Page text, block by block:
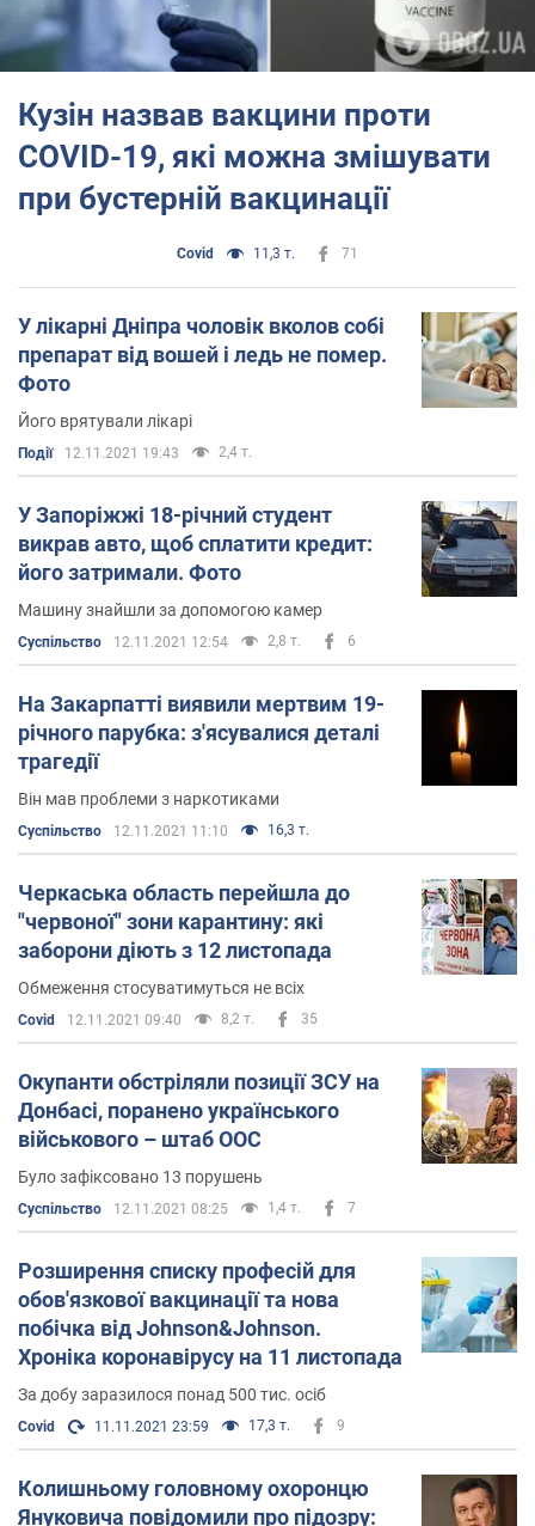
Кузін назвав вакцини проти
COVID-19, які можна змішувати
при бустерній вакцинації
Covid 11,3 т. 71
У лікарні Дніпра чоловік вколов собі
препарат від вошей і ледь не помер.
Фото
Його врятували лікарі
Події 12.11.2021 19:43 2,4 т.
У Запоріжжі 18-річний студент
викрав авто, щоб сплатити кредит:
його затримали. Фото
Машину знайшли за допомогою камер
Суспільство 12.11.2021 12:54 2,8 т. 6
На Закарпатті виявили мертвим 19-
річного парубка: з'ясувалися деталі
трагедії
Він мав проблеми з наркотиками
Суспільство 12.11.2021 11:10 16,3 т.
Черкаська область перейшла до
"червоної" зони карантину: які
заборони діють з 12 листопада
Обмеження стосуватимуться не всіх
Covid 12.11.2021 09:40 8,2 т. 35
Окупанти обстріляли позиції ЗСУ на
Донбасі, поранено українського
військового – штаб ООС
Було зафіксовано 13 порушень
Суспільство 12.11.2021 08:25 1,4 т. 7
Розширення списку професій для
обов'язкової вакцинації та нова
побічка від Johnson&Johnson.
Хроніка коронавірусу на 11 листопада
За добу заразилося понад 500 тис. осіб
Covid 11.11.2021 23:59 17,3 т. 9
Колишньому головному охоронцю
Януковича повідомили про підозру: